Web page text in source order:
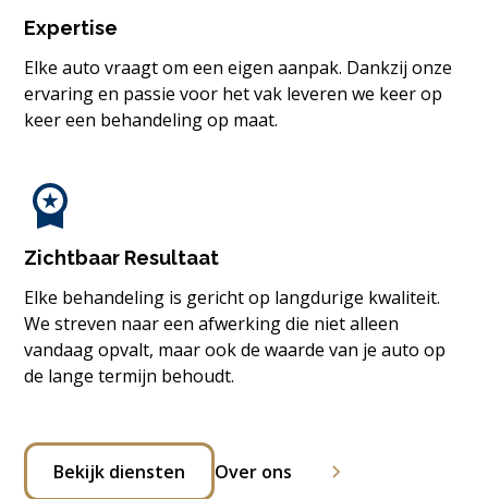
Expertise
Elke auto vraagt om een eigen aanpak. Dankzij onze
ervaring en passie voor het vak leveren we keer op
keer een behandeling op maat.
Zichtbaar Resultaat
Elke behandeling is gericht op langdurige kwaliteit.
We streven naar een afwerking die niet alleen
vandaag opvalt, maar ook de waarde van je auto op
de lange termijn behoudt.
Bekijk diensten Over ons